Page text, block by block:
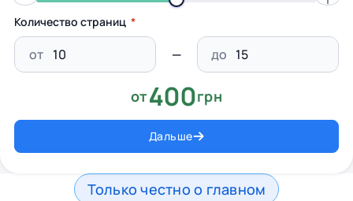
Количество страниц
от до
от400грн
Дальше
Только честно о главном